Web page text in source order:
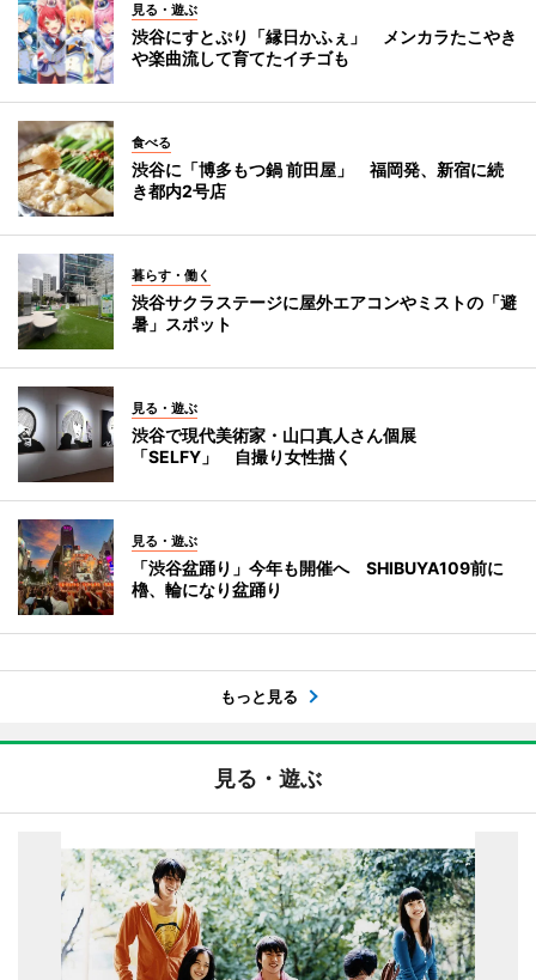
見る・遊ぶ
渋谷にすとぷり「縁日かふぇ」 メンカラたこやき
や楽曲流して育てたイチゴも
食べる
渋谷に「博多もつ鍋 前田屋」 福岡発、新宿に続
き都内2号店
暮らす・働く
渋谷サクラステージに屋外エアコンやミストの「避
暑」スポット
見る・遊ぶ
渋谷で現代美術家・山口真人さん個展
「SELFY」 自撮り女性描く
見る・遊ぶ
「渋谷盆踊り」今年も開催へ SHIBUYA109前に
櫓、輪になり盆踊り
もっと見る
見る・遊ぶ